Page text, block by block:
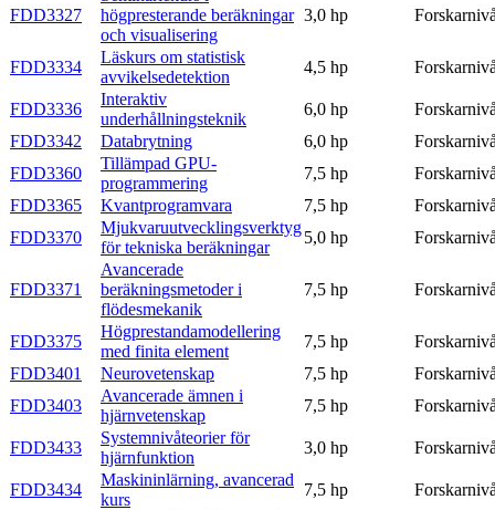
FDD3327
högpresterande beräkningar
och visualisering
3,0 hp
FDD3334
Läskurs om statistisk
avvikelsedetektion
4,5 hp
FDD3336
Interaktiv
underhållningsteknik
6,0 hp
FDD3342
Databrytning 6,0 hp
FDD3360
Tillämpad GPU-
programmering
7,5 hp
FDD3365
Kvantprogramvara 7,5 hp
FDD3370
Mjukvaruutvecklingsverktyg
för tekniska beräkningar
5,0 hp
FDD3371
Avancerade
beräkningsmetoder i
flödesmekanik
7,5 hp
FDD3375
Högprestandamodellering
med finita element
7,5 hp
FDD3401
Neurovetenskap 7,5 hp
FDD3403
Avancerade ämnen i
hjärnvetenskap
7,5 hp
FDD3433
Systemnivåteorier för
hjärnfunktion
3,0 hp
FDD3434
Maskininlärning, avancerad
kurs
7,5 hp